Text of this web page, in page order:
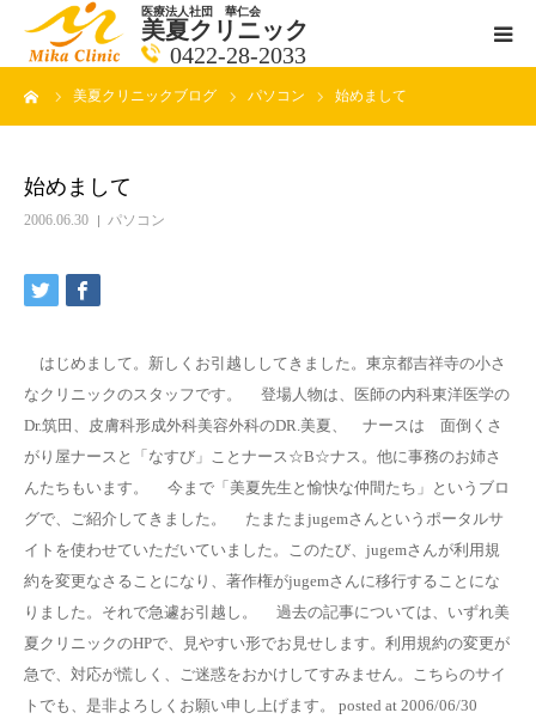
医療法人社団 華仁会
美夏クリニック
0422-28-2033
美夏クリニックブログ パソコン 始めまして
始めまして
2006.06.30 パソコン
はじめまして。新しくお引越ししてきました。東京都吉祥寺の小さ
なクリニックのスタッフです。 登場人物は、医師の内科東洋医学の
Dr.筑田、皮膚科形成外科美容外科のDR.美夏、 ナースは 面倒くさ
がり屋ナースと「なすび」ことナース☆B☆ナス。他に事務のお姉さ
んたちもいます。 今まで「美夏先生と愉快な仲間たち」というブロ
グで、ご紹介してきました。 たまたまjugemさんというポータルサ
イトを使わせていただいていました。このたび、jugemさんが利用規
約を変更なさることになり、著作権がjugemさんに移行することにな
りました。それで急遽お引越し。 過去の記事については、いずれ美
夏クリニックのHPで、見やすい形でお見せします。利用規約の変更が
急で、対応が慌しく、ご迷惑をおかけしてすみません。こちらのサイ
トでも、是非よろしくお願い申し上げます。 posted at 2006/06/30
医師紹介
アクセス
メールで相談
料金一覧 new